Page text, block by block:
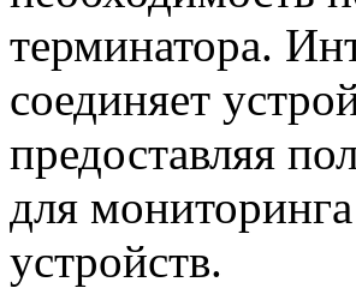
терминатора.
соединяет
предоставляя
для
устройств.